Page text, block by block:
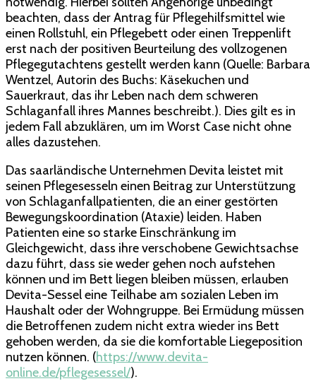
beachten, dass der Antrag für Pflegehilfsmittel wie
einen Rollstuhl, ein Pflegebett oder einen Treppenlift
erst nach der positiven Beurteilung des vollzogenen
Pflegegutachtens gestellt werden kann (Quelle: Barbara
Wentzel, Autorin des Buchs: Käsekuchen und
Sauerkraut, das ihr Leben nach dem schweren
Schlaganfall ihres Mannes beschreibt.). Dies gilt es in
jedem Fall abzuklären, um im Worst Case nicht ohne
alles dazustehen.
Das saarländische Unternehmen Devita leistet mit
seinen Pflegesesseln einen Beitrag zur Unterstützung
von Schlaganfallpatienten, die an einer gestörten
Bewegungskoordination (Ataxie) leiden. Haben
Patienten eine so starke Einschränkung im
Gleichgewicht, dass ihre verschobene Gewichtsachse
dazu führt, dass sie weder gehen noch aufstehen
können und im Bett liegen bleiben müssen, erlauben
Devita-Sessel eine Teilhabe am sozialen Leben im
Haushalt oder der Wohngruppe. Bei Ermüdung müssen
die Betroffenen zudem nicht extra wieder ins Bett
gehoben werden, da sie die komfortable Liegeposition
nutzen können. (https://www.devita-
online.de/pflegesessel/).